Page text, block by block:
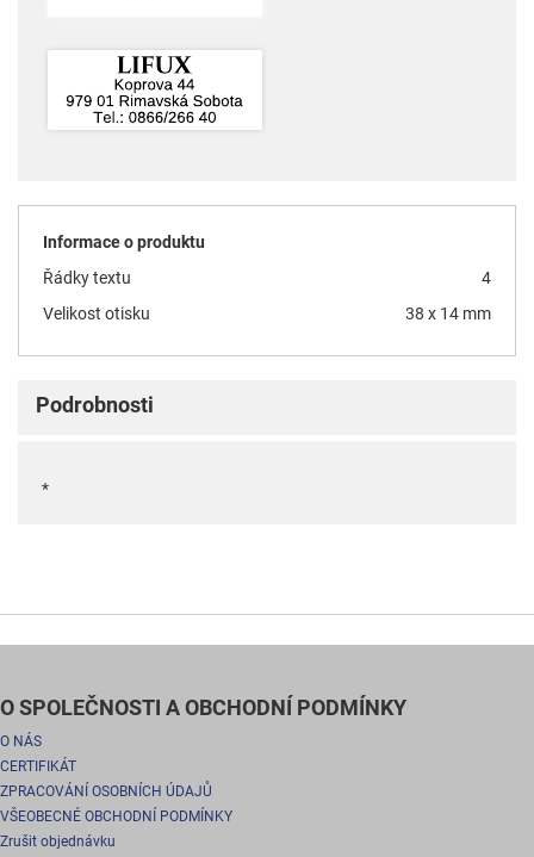
Informace o produktu
Řádky textu
4
Velikost otisku
38 x 14 mm
Podrobnosti
*
O SPOLEČNOSTI A OBCHODNÍ PODMÍNKY
O NÁS
CERTIFIKÁT
ZPRACOVÁNÍ OSOBNÍCH ÚDAJŮ
VŠEOBECNÉ OBCHODNÍ PODMÍNKY
Zrušit objednávku